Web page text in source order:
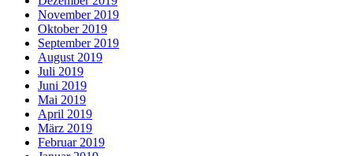
November 2019
Oktober 2019
September 2019
August 2019
Juli 2019
Juni 2019
Mai 2019
April 2019
März 2019
Februar 2019